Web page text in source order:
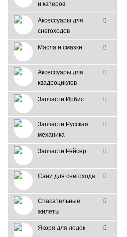
и катеров
Аксессуары для
снегоходов
Масла и смазки
Аксессуары для
квадроциклов
Запчасти Ирбис
Запчасти Русская
механика
Запчасти Рейсер
Сани для снегохода
Спасательные
жилеты
Якоря для лодок